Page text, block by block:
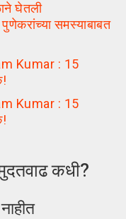
घेतली
समस्याबाबत
Kumar : 15
Kumar : 15
कधी?